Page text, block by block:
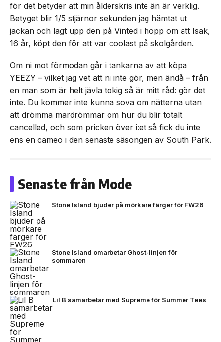
för det betyder att min ålderskris inte än är verklig.
Betyget blir 1/5 stjärnor sekunden jag hämtat ut
jackan och lagt upp den på Vinted i hopp om att Isak,
16 år, köpt den för att var coolast på skolgården.
Om ni mot förmodan går i tankarna av att köpa
YEEZY – vilket jag vet att ni inte gör, men ändå – från
en man som är helt jävla tokig så är mitt råd: gör det
inte. Du kommer inte kunna sova om nätterna utan
att drömma mardrömmar om hur du blir totalt
cancelled, och som pricken över i:et så fick du inte
ens en cameo i den senaste säsongen av South Park.
Senaste från Mode
Stone Island bjuder på mörkare färger för FW26
Stone Island omarbetar Ghost-linjen för
sommaren
Lil B samarbetar med Supreme för Summer Tees